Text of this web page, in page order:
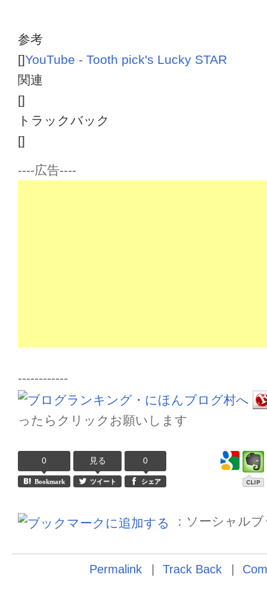
参考
[]YouTube - Tooth pick's Lucky STAR
関連
[]
トラックバック
[]
----広告----
------------
ったらクリックお願いします
0
Bookmark
見る
ツイート
0
シェア
：ソーシャル
Permalink Track Back